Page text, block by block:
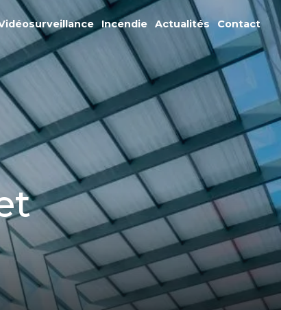
Incendie Actualités Contact